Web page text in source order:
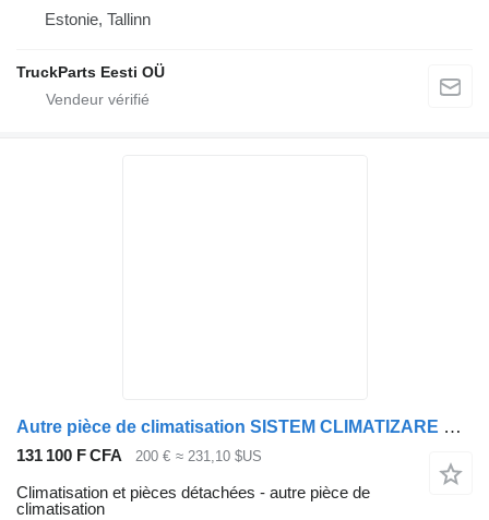
Estonie, Tallinn
TruckParts Eesti OÜ
Autre pièce de climatisation SISTEM CLIMATIZARE SYSTÈME DE CLIMATISATION RENAULT PREMIUM 7420858881 pour tracteur routier Renault PREMIUM
131 100 F CFA 200 € ≈ 231,10 $US
Climatisation et pièces détachées - autre pièce de
climatisation